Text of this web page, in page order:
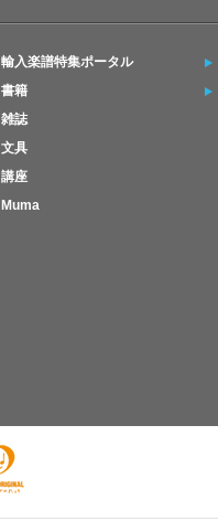
輸入楽譜特集ポータル
書籍
雑誌
文具
講座
Muma